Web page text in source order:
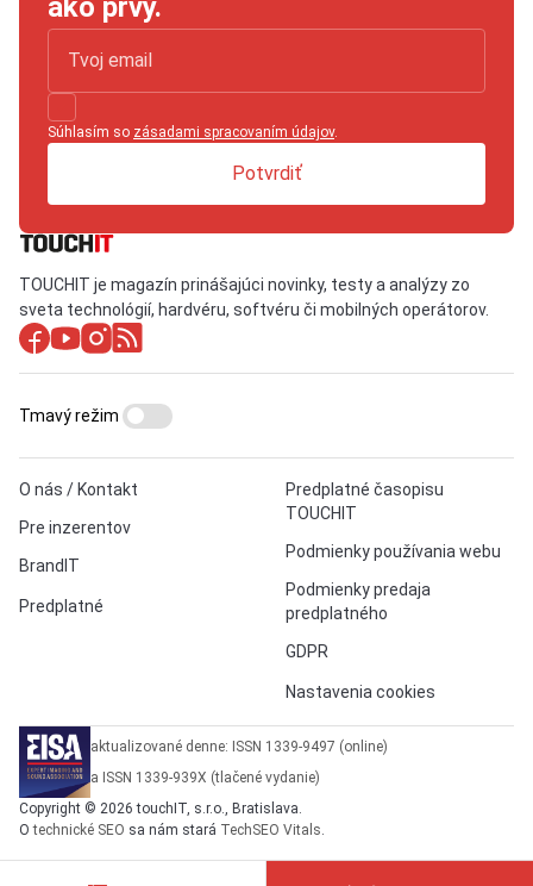
ako prvý.
Súhlasím so zásadami spracovaním údajov.
Potvrdiť
TOUCHIT je magazín prinášajúci novinky, testy a analýzy zo
sveta technológií, hardvéru, softvéru či mobilných operátorov.
O nás / Kontakt
Pre inzerentov
BrandIT
Predplatné
Predplatné časopisu
TOUCHIT
Podmienky používania webu
Podmienky predaja
predplatného
GDPR
Nastavenia cookies
Tmavý režim
aktualizované denne: ISSN 1339-9497 (online)
a ISSN 1339-939X (tlačené vydanie)
Copyright © 2026 touchIT, s.r.o., Bratislava.
Otechnické SEO sa nám stará TechSEO Vitals.